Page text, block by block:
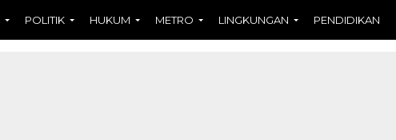
POLITIK HUKUM METRO LINGKUNGAN PENDIDIKAN